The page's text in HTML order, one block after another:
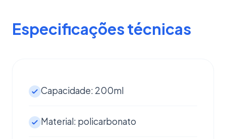
Especificações técnicas
Capacidade: 200ml
Material: policarbonato